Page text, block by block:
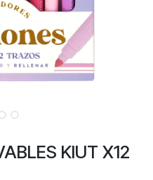
KIUT X12